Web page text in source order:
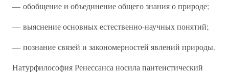
— обобщение и объединение общего знания о природе;
— выяснение основных естественно-научных понятий;
— познание связей и закономерностей явлений природы.
Натурфилософия Ренессанса носила пантеистический